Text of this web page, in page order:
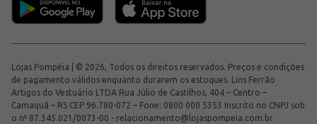
Lojas Pompéia | © 2026, Todos os direitos reservados. Preços e condições
de pagamento válidos enquanto durarem os estoques. Lins Ferrão
Artigos do Vestuário LTDA Rua Júlio de Castilhos, 404 – Centro –
Camaquã – RS CEP 96.780-072 – Fone: 0800 000 5353 Inscrito no CNPJ sob
o nº 87.345.021/0073-00 - relacionamento@lojaspompeia.com.br